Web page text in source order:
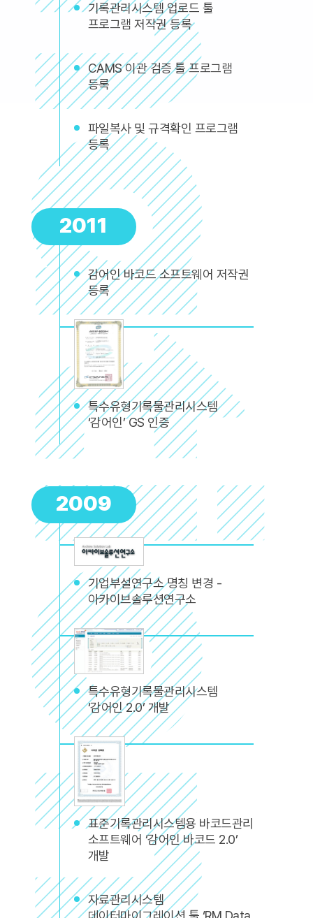
기록관리시스템 업로드 툴
프로그램 저작권 등록
CAMS 이관 검증 툴 프로그램
등록
파일복사 및 규격확인 프로그램
등록
2011
감어인 바코드 소프트웨어 저작권
등록
특수유형기록물관리시스템
‘감어인’ GS 인증
2009
기업부설연구소 명칭 변경 -
아카이브솔루션연구소
특수유형기록물관리시스템
‘감어인 2.0’ 개발
표준기록관리시스템용 바코드관리
소프트웨어 ‘감어인 바코드 2.0’
개발
자료관리시스템